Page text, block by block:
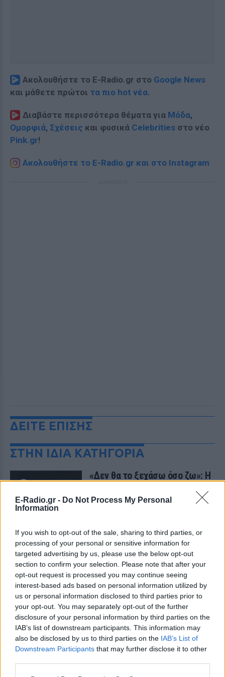
E-Radio.gr - Do Not Process My Personal
Information
If you wish to opt-out of the sale, sharing to third parties, or
processing of your personal or sensitive information for
targeted advertising by us, please use the below opt-out
section to confirm your selection. Please note that after your
opt-out request is processed you may continue seeing
interest-based ads based on personal information utilized by
us or personal information disclosed to third parties prior to
your opt-out. You may separately opt-out of the further
disclosure of your personal information by third parties on the
IAB’s list of downstream participants. This information may
also be disclosed by us to third parties on the IAB’s List of
Downstream Participants that may further disclose it to other
Ακολουθήστε το E-Radio.gr στο Google News
και μάθετε πρώτοι τα πιο hot νέα.
Διαβάστε περισσότερα θέματα για Μόδα,
Ομορφιά, Σχέσεις και φυσικά Celebrities στο νέο
Pink.gr!
Ακολουθήστε το E-Radio.gr και στο Instagram
ΔΕΙΤΕ ΕΠΙΣΗΣ
ΣΤΗΝ ΙΔΙΑ ΚΑΤΗΓΟΡΙΑ
«Δεν θα το ξεχάσω όσο ζω»: Η
συγκλονιστική εξομολόγηση
της Αγγελικής Ηλιάδη για τη
στιγμή που είδε τον Ιησού
Η τραγουδίστρια περιέγραψε μέσα από
το Instagram μια εμπειρία που λέει πως
έζησε όταν ο γιος της νοσηλευόταν στο
νοσοκομείο της Αρτας.
Η Ιωάννα Τούνη δημοσίευσε
υλικό από τις διακοπές της στη
Μύκονο: Όσο και αν έχω
ταξιδέψει, αυτός είναι ο
αγαπημένος μου προορισμός
ΣΉΜΕΡΑ
Η Instagrammer έδειξε στους
διαδικτυακούς της ακόλουθους εικόνες
Ο Λάκης Γαβαλάς έκλεισε τα 74